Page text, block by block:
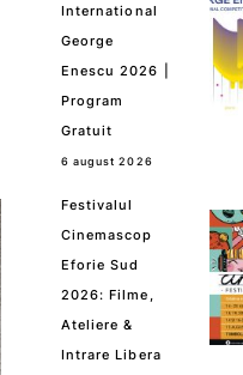
International
George
Enescu 2026 |
Program
Gratuit
6 august 2026
Festivalul
Cinemascop
Eforie Sud
2026: Filme,
Ateliere &
Intrare Libera